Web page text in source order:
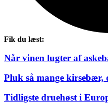
Fik du læst:
Når vinen lugter af
Pluk så mange kirsebær,
Tidligste druehøst i